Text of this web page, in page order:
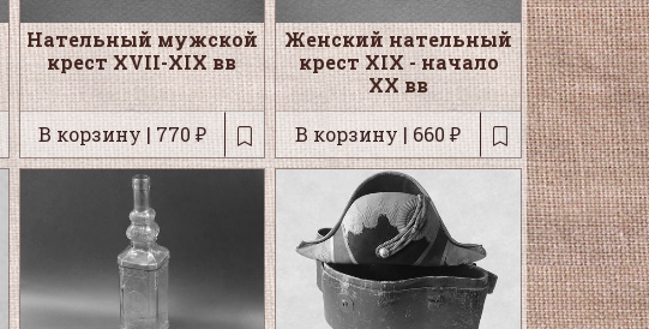
Нательный мужской
крест XVII-XIX вв
В корзину | 770 ₽
Женский нательный
крест XIX - начало
XX вв
В корзину | 660 ₽